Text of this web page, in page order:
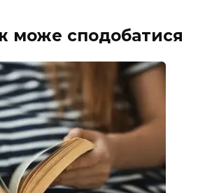
може сподобатися